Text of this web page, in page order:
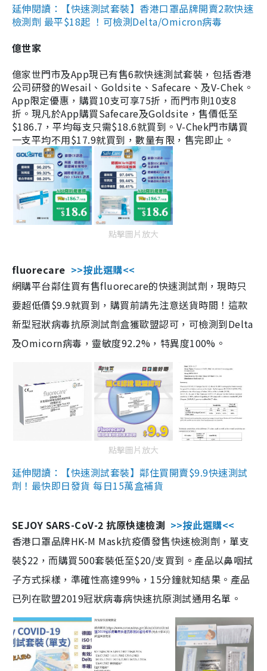
延伸閱讀：【快速測試套裝】香港口罩品牌開賣2款快速
檢測劑 最平$18起 ！可檢測Delta/Omicron病毒
億世家
億家世門市及App現已有售6款快速測試套裝，包括香港
公司研發的Wesail、Goldsite、Safecare、及V-Chek。
App限定優惠，購買10支可享75折，而門市則10支8
折。現凡於App購買Safecare及Goldsite，售價低至
$186.7，平均每支只需$18.6就買到。V-Chek門市購買
一支平均不用$17.9就買到，數量有限，售完即止。
點擊圖片放大
fluorecare >>按此選購<<
網購平台鄰住買有售fluorecare的快速測試劑，現時只
要超低價$9.9就買到，購買前請先注意送貨時間！這款
新型冠狀病毒抗原測試劑盒獲歐盟認可，可檢測到Delta
及Omicorn病毒，靈敏度92.2%，特異度100%。
點擊圖片放大
延伸閱讀：【快速測試套裝】鄰住買開賣$9.9快速測試
劑！最快即日發貨 每日15萬盒補貨
SEJOY SARS-CoV-2 抗原快速檢測 >>按此選購<<
香港口罩品牌HK-M Mask抗疫價發售快速檢測劑，單支
裝$22，而購買500套裝低至$20/支買到。產品以鼻咽拭
子方式採樣，準確性高達99%，15分鐘就知結果。產品
已列在歐盟2019冠狀病毒病快速抗原測試通用名單。